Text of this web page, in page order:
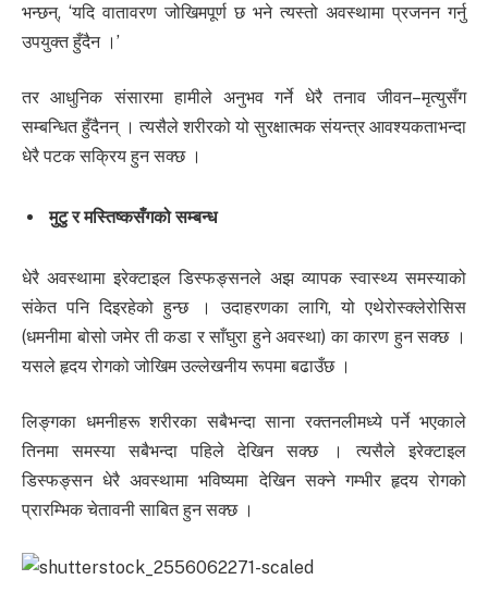
भन्छन्, ‘यदि वातावरण जोखिमपूर्ण छ भने त्यस्तो अवस्थामा प्रजनन गर्नु
उपयुक्त हुँदैन ।’
तर आधुनिक संसारमा हामीले अनुभव गर्ने धेरै तनाव जीवन–मृत्युसँग
सम्बन्धित हुँदैनन् । त्यसैले शरीरको यो सुरक्षात्मक संयन्त्र आवश्यकताभन्दा
धेरै पटक सक्रिय हुन सक्छ ।
मुटु र मस्तिष्कसँगको सम्बन्ध
धेरै अवस्थामा इरेक्टाइल डिस्फङ्सनले अझ व्यापक स्वास्थ्य समस्याको
संकेत पनि दिइरहेको हुन्छ । उदाहरणका लागि, यो एथेरोस्क्लेरोसिस
(धमनीमा बोसो जमेर ती कडा र साँघुरा हुने अवस्था) का कारण हुन सक्छ ।
यसले हृदय रोगको जोखिम उल्लेखनीय रूपमा बढाउँछ ।
लिङ्गका धमनीहरू शरीरका सबैभन्दा साना रक्तनलीमध्ये पर्ने भएकाले
तिनमा समस्या सबैभन्दा पहिले देखिन सक्छ । त्यसैले इरेक्टाइल
डिस्फङ्सन धेरै अवस्थामा भविष्यमा देखिन सक्ने गम्भीर हृदय रोगको
प्रारम्भिक चेतावनी साबित हुन सक्छ ।